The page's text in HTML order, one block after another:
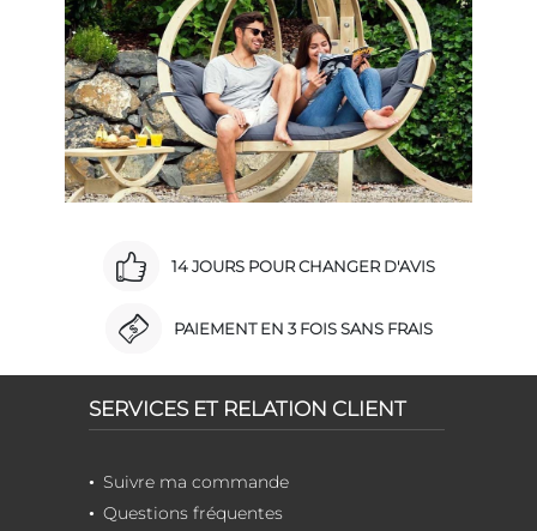
14 JOURS POUR CHANGER D'AVIS
PAIEMENT EN 3 FOIS SANS FRAIS
SERVICES ET RELATION CLIENT
Suivre ma commande
Questions fréquentes